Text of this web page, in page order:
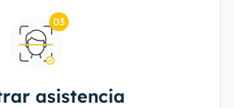
asistencia